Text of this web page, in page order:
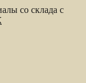
со склада с